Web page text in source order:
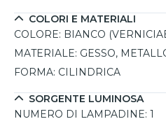
personalizzabile e sofisticata,
COLORI E MATERIALI
COLORE: BIANCO
MATERIALE: GESSO,
FORMA: CILINDRICA
SORGENTE LUMINOSA
NUMERO DI LAMPADINE: 1